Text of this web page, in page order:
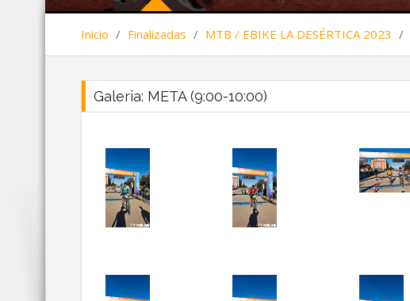
Inicio / Finalizadas / MTB / EBIKE LA DESÉRTICA 2023 /
Galeria: META (9:00-10:00)